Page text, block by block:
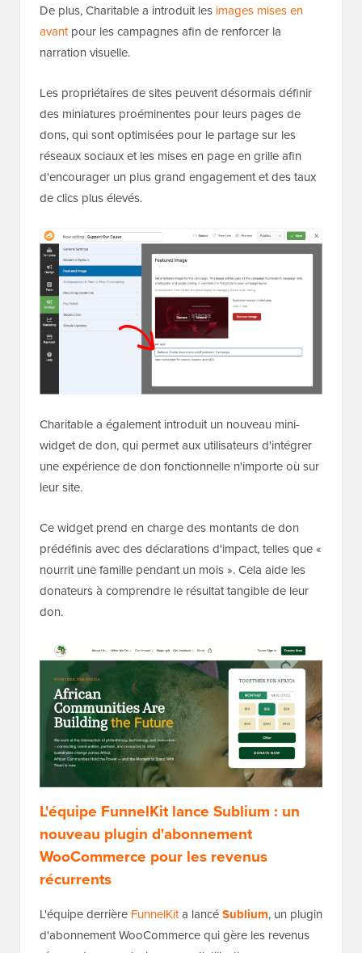
De plus, Charitable a introduit les images mises en
avantpour les campagnes afin de renforcer la
narration visuelle.
Les propriétaires de sites peuvent désormais définir
des miniatures proéminentes pour leurs pages de
dons, qui sont optimisées pour le partage sur les
réseaux sociaux et les mises en page en grille afin
d'encourager un plus grand engagement et des taux
de clics plus élevés.
Charitable a également introduit un nouveau mini-
widget de don, qui permet aux utilisateurs d'intégrer
une expérience de don fonctionnelle n'importe où sur
leur site.
Ce widget prend en charge des montants de don
prédéfinis avec des déclarations d'impact, telles que «
nourrit une famille pendant un mois ». Cela aide les
donateurs à comprendre le résultat tangible de leur
don.
L'équipe FunnelKit lance Sublium : un
nouveau plugin d'abonnement
WooCommerce pour les revenus
récurrents
L'équipe derrière FunnelKita lancéSublium, un plugin
d'abonnement WooCommerce qui gère les revenus